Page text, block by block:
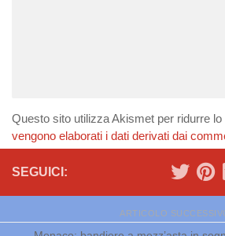
Questo sito utilizza Akismet per ridurre lo
vengono elaborati i dati derivati dai
SEGUICI:
ARTICOLO